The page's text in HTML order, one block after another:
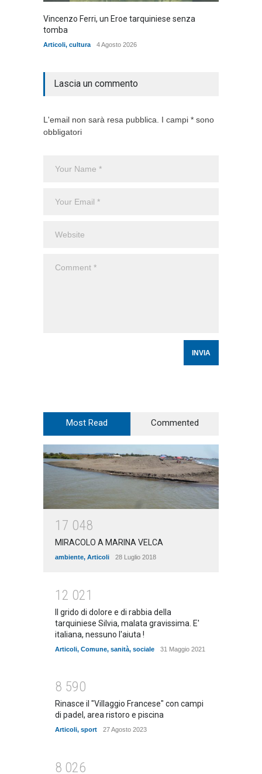
Vincenzo Ferri, un Eroe tarquiniese senza
tomba
Articoli, cultura 4 Agosto 2026
Lascia un commento
L'email non sarà resa pubblica. I campi * sono
obbligatori
Most Read Commented
1 7 048
MIRACOLO A MARINA VELCA
ambiente, Articoli 28 Luglio 2018
1 2 021
Il grido di dolore e di rabbia della
tarquiniese Silvia, malata gravissima. E'
italiana, nessuno l'aiuta !
Articoli, Comune, sanità, sociale 31 Maggio 2021
8 590
Rinasce il "Villaggio Francese" con campi
di padel, area ristoro e piscina
Articoli, sport 27 Agosto 2023
8 026